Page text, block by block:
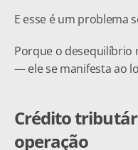
E esse é um problema
Porque o desequilíbrio
— ele se manifesta ao
Crédito
operação